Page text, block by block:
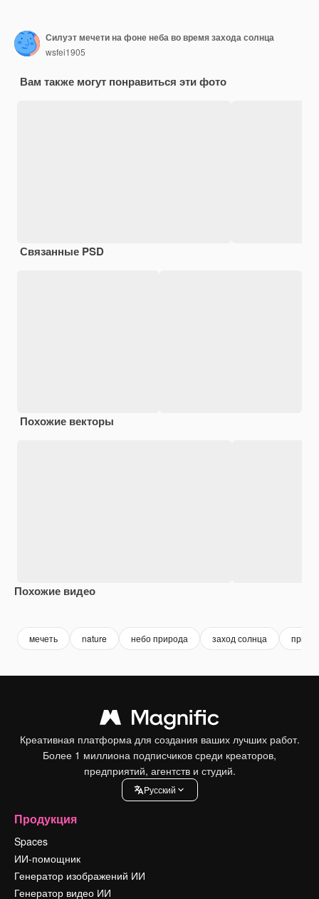
Силуэт мечети на фоне неба во время захода солнца
wsfei1905
Вам также могут понравиться эти фото
Связанные PSD
Похожие векторы
Похожие видео
мечеть nature небо природа заход солнца
Креативная платформа для создания ваших лучших работ.
Более 1 миллиона подписчиков среди креаторов,
предприятий, агентств и студий.
Pусский
Продукция
Spaces
ИИ-помощник
Генератор изображений ИИ
Генератор видео ИИ